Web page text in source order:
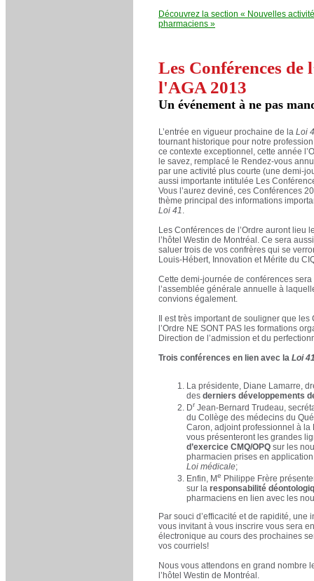
Découvrez la section « Nouvelles
pharmaciens »
Les Conférences de
l'AGA 2013
Un événement à ne pas
L’entrée en vigueur prochaine de la Loi
tournant historique pour notre
ce contexte exceptionnel, cette année
le savez, remplacé le Rendez-vous
par une activité plus courte (une demi-
aussi importante intitulée Les
Vous l’aurez deviné, ces Conférences
thème principal des informations
Loi 41.
Les Conférences de l’Ordre auront lieu
l’hôtel Westin de Montréal. Ce sera
saluer trois de vos confrères qui se
Louis-Hébert, Innovation et Mérite du
Cette demi-journée de conférences
l’assemblée générale annuelle à
convions également.
Il est très important de souligner que
l’Ordre NE SONT PAS les formations
Direction de l’admission et du
Trois conférences en lien avec la Loi
La présidente, Diane Lamarre,
des derniers développements
Dr Jean-Bernard Trudeau,
du Collège des médecins du
Caron, adjoint professionnel à la
vous présenteront les grandes
d’exercice CMQ/OPQ sur les
pharmacien prises en
Loi médicale;
Enfin, Me Philippe Frère
sur la responsabilité
pharmaciens en lien avec les
Par souci d’efficacité et de rapidité, une
vous invitant à vous inscrire vous sera
électronique au cours des prochaines
vos courriels!
Nous vous attendons en grand nombre
l’hôtel Westin de Montréal.